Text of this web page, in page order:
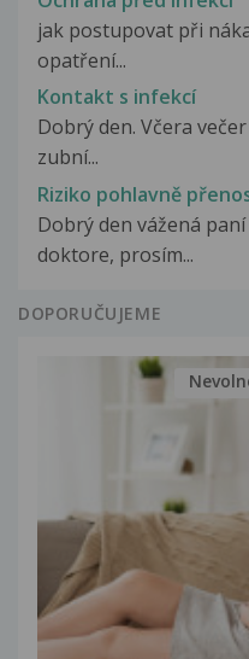
jak postupovat při
opatření...
Kontakt s infekcí
Dobrý den. Včera
zubní...
Riziko pohlavně
Dobrý den vážená
doktore, prosím...
DOPORUČUJEME